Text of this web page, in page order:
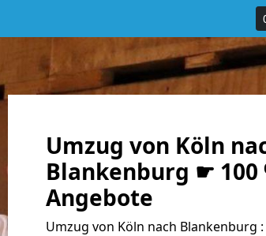
Umzug von Köln
Blankenburg ☛ 100
Angebote
Umzug von Köln nach Blankenburg :